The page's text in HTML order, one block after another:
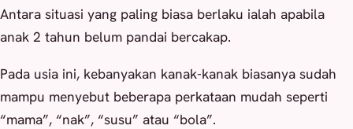
Antara situasi yang paling biasa berlaku ialah apabila
anak 2 tahun belum pandai bercakap.
Pada usia ini, kebanyakan kanak-kanak biasanya sudah
mampu menyebut beberapa perkataan mudah seperti
“mama”, “nak”, “susu” atau “bola”.